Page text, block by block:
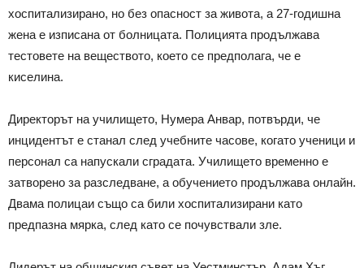
хоспитализирано, но без опасност за живота, а 27-годишна
жена е изписана от болницата. Полицията продължава
тестовете на веществото, което се предполага, че е
киселина.
Директорът на училището, Нумера Анвар, потвърди, че
инцидентът е станал след учебните часове, когато ученици и
персонал са напускали сградата. Училището временно е
затворено за разследване, а обучението продължава онлайн.
Двама полицаи също са били хоспитализирани като
предпазна мярка, след като се почувствали зле.